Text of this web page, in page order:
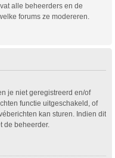
alle beheerders en de
forums ze modereren.
je niet geregistreerd en/of
functie uitgeschakeld, of
kan sturen. Indien dit
de beheerder.